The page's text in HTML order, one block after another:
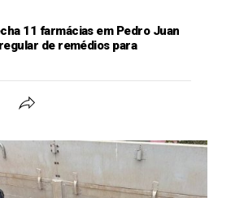
11 farmácias em Pedro Juan
de remédios para